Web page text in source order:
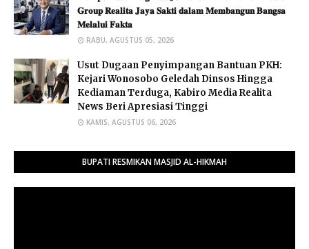
𝐆𝐫𝐨𝐮𝐩 𝐑𝐞𝐚𝐥𝐢𝐭𝐚 𝐉𝐚𝐲𝐚 𝐒𝐚𝐤𝐭𝐢 𝐝𝐚𝐥𝐚𝐦 𝐌𝐞𝐦𝐛𝐚𝐧𝐠𝐮𝐧 𝐁𝐚𝐧𝐠𝐬𝐚
𝐌𝐞𝐥𝐚𝐥𝐮𝐢 𝐅𝐚𝐤𝐭𝐚 ​
RABU, AGUSTUS 05, 2026
Usut Dugaan Penyimpangan Bantuan PKH:
Kejari Wonosobo Geledah Dinsos Hingga
Kediaman Terduga, Kabiro Media Realita
News Beri Apresiasi Tinggi
KAMIS, AGUSTUS 06, 2026
BUPATI RESMIKAN MASJID AL-HIKMAH